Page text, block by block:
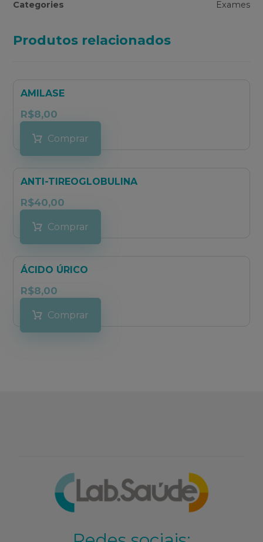
Categories Exames
Produtos relacionados
AMILASE
R$8,00
Comprar
ANTI-TIREOGLOBULINA
R$40,00
Comprar
ÁCIDO ÚRICO
R$8,00
Comprar